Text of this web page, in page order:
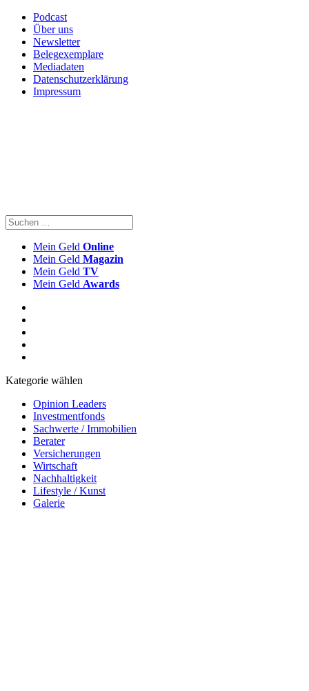
Podcast
Über uns
Newsletter
Belegexemplare
Mediadaten
Datenschutzerklärung
Impressum
Mein Geld Online
Mein Geld Magazin
Mein Geld TV
Mein Geld Awards
Kategorie wählen
Opinion Leaders
Investmentfonds
Sachwerte / Immobilien
Berater
Versicherungen
Wirtschaft
Nachhaltigkeit
Lifestyle / Kunst
Galerie